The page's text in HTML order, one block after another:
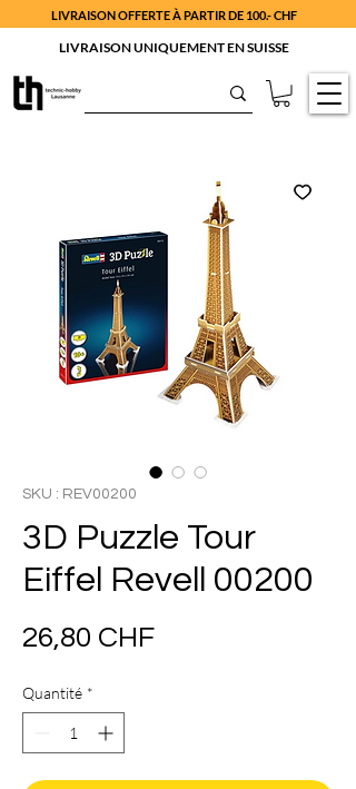
LIVRAISON OFFERTE À PARTIR DE 100.- CHF
LIVRAISON UNIQUEMENT EN SUISSE
SKU : REV00200
3D Puzzle Tour
Eiffel Revell 00200
26,80 CHFPrix
Quantité *